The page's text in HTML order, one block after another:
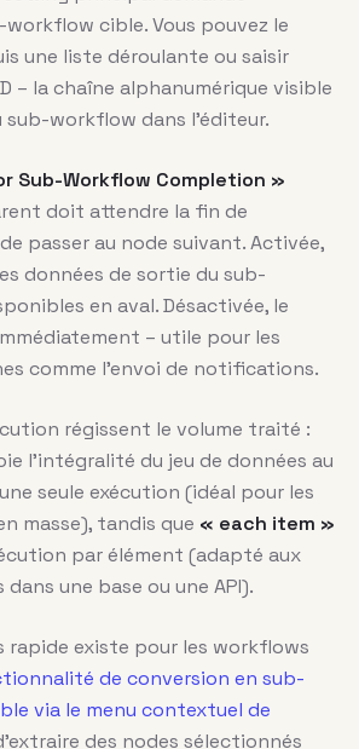
cible. Vous pouvez le
une liste déroulante ou saisir
– la chaîne alphanumérique visible
sub-workflow dans l’éditeur.
Sub-Workflow Completion »
doit attendre la fin de
passer au node suivant. Activée,
données de sortie du sub-
en aval. Désactivée, le
– utile pour les
comme l’envoi de notifications.
régissent le volume traité :
l’intégralité du jeu de données au
seule exécution (idéal pour les
masse), tandis que « each item »
par élément (adapté aux
une base ou une API).
rapide existe pour les workflows
de conversion en sub-
via le menu contextuel de
des nodes sélectionnés